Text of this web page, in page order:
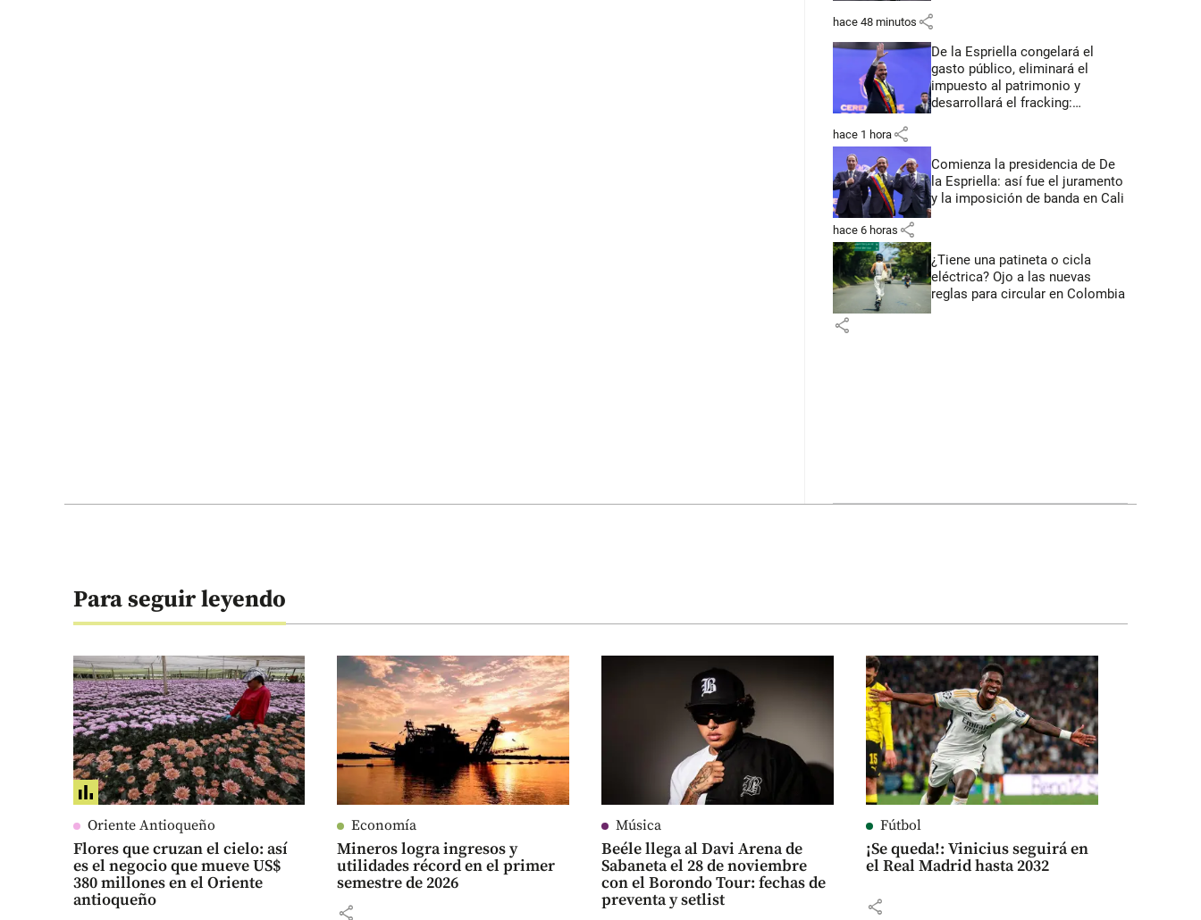
hace 48 minutos share
De la Espriella congelará el
gasto público, eliminará el
impuesto al patrimonio y
desarrollará el fracking:
hace 1 hora share
Comienza la presidencia de De
la Espriella: así fue el juramento
y la imposición de banda en Cali
hace 6 horas share
¿Tiene una patineta o cicla
eléctrica? Ojo a las nuevas
reglas para circular en Colombia
share
Para seguir leyendo
Oriente Antioqueño
Flores que cruzan el cielo: así
es el negocio que mueve US$
380 millones en el Oriente
antioqueño
Economía
Mineros logra ingresos y
utilidades récord en el primer
semestre de 2026
share
Música
Beéle llega al Davi Arena de
Sabaneta el 28 de noviembre
con el Borondo Tour: fechas de
preventa y setlist
Fútbol
¡Se queda!: Vinicius seguirá en
el Real Madrid hasta 2032
share